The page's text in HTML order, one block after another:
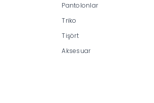
Pantolonlar
Triko
Tişört
Aksesuar